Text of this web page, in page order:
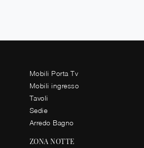
Mobili Porta Tv
Mobili ingresso
Tavoli
Sedie
Arredo Bagno
ZONA NOTTE